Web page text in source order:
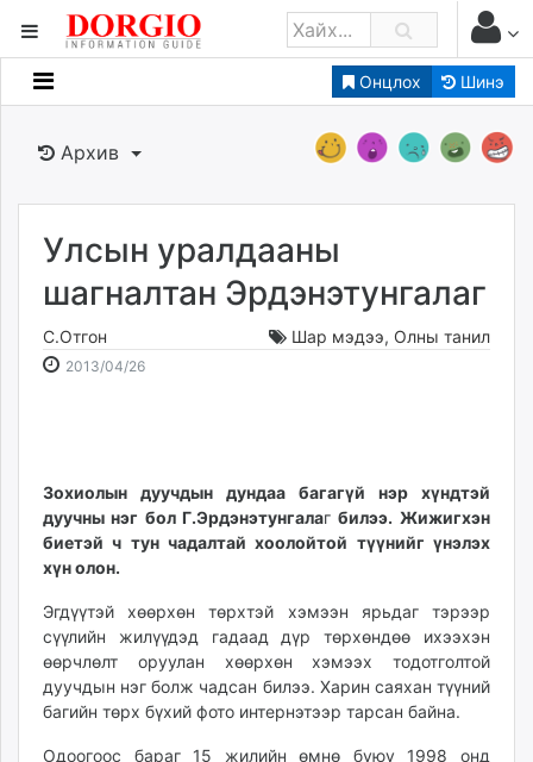
Онцлох Шинэ
Мэдээллийн
Банк санхүү
Бизнес ААН
Төрийн
dorgio.mn
Gogo.mn
Baabar.mn
tovch.mn
ikon.mn
mnb.mn
Livetv.mn
Eguur.mn
24tsag.mn
shuud.mn
Архив
Улсын уралдааны
шагналтан Эрдэнэтунгалаг
С.Отгон Шар мэдээ, Олны танил
2013/04/262013-
2026-
Зохиолын дуучдын дундаа багагүй нэр хүндтэй
дуучны нэг бол Г.Эрдэнэтунгалаг билээ. Жижигхэн
биетэй ч тун чадалтай хоолойтой түүнийг үнэлэх
хүн олон.
Эгдүүтэй хөөрхөн төрхтэй хэмээн ярьдаг тэрээр
сүүлийн жилүүдэд гадаад дүр төрхөндөө ихээхэн
өөрчлөлт оруулан хөөрхөн хэмээх тодотголтой
дуучдын нэг болж чадсан билээ. Харин саяхан түүний
багийн төрх бүхий фото интернэтээр тарсан байна.
Одоогоос бараг 15 жилийн өмнө буюу 1998 онд